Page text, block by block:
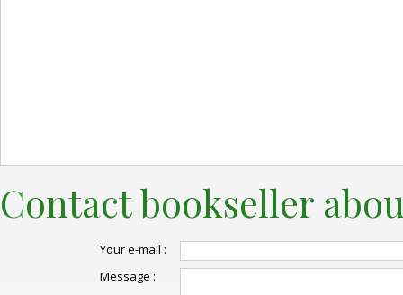
Contact bookseller
Your e-mail :
Message :